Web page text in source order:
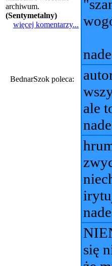
archiwum.
(Sentymetalny)
więcej komentarzy...
BednarSzok poleca:
ale
się